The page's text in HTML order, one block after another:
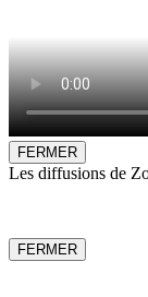
FERMER
Les diffusions de
FERMER